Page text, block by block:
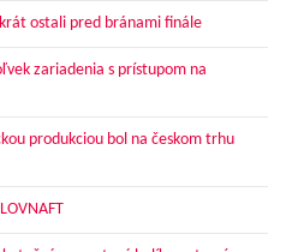
ostali pred bránami finále
zariadenia s prístupom na
produkciou bol na českom trhu